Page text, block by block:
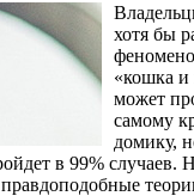
хотя бы
«кошка и
может
самому
домику,
в 99% случаев.